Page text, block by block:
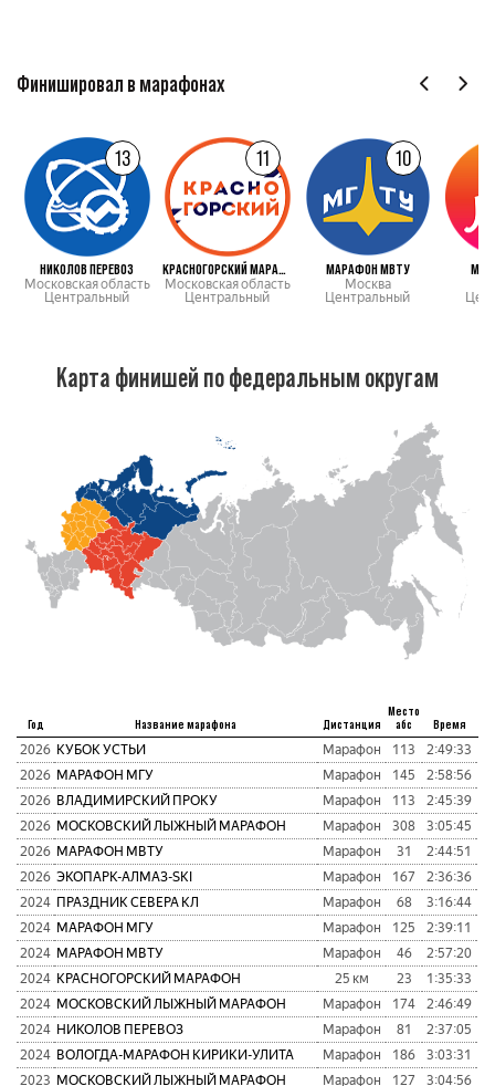
Финишировал в марафонах
13
НИКОЛОВ ПЕРЕВОЗ
Московская область
Центральный
11
КРАСНОГОРСКИЙ МАРАФОН
Московская область
Центральный
10
МАРАФОН МВТУ
Москва
Центральный
Карта финишей по федеральным округам
Год Название марафона Дистанция
Место
абс
Время
2026 КУБОК УСТЬИ Марафон 113 2:49:33
2026 МАРАФОН МГУ Марафон 145 2:58:56
2026 ВЛАДИМИРСКИЙ ПРОКУ Марафон 113 2:45:39
2026 МОСКОВСКИЙ ЛЫЖНЫЙ МАРАФОН Марафон 308 3:05:45
2026 МАРАФОН МВТУ Марафон 31 2:44:51
2026 ЭКОПАРК-АЛМАЗ-SKI Марафон 167 2:36:36
2024 ПРАЗДНИК СЕВЕРА КЛ Марафон 68 3:16:44
2024 МАРАФОН МГУ Марафон 125 2:39:11
2024 МАРАФОН МВТУ Марафон 46 2:57:20
2024 КРАСНОГОРСКИЙ МАРАФОН 25 км 23 1:35:33
2024 МОСКОВСКИЙ ЛЫЖНЫЙ МАРАФОН Марафон 174 2:46:49
2024 НИКОЛОВ ПЕРЕВОЗ Марафон 81 2:37:05
2024 ВОЛОГДА-МАРАФОН КИРИКИ-УЛИТА Марафон 186 3:03:31
2023 МОСКОВСКИЙ ЛЫЖНЫЙ МАРАФОН Марафон 127 3:04:56